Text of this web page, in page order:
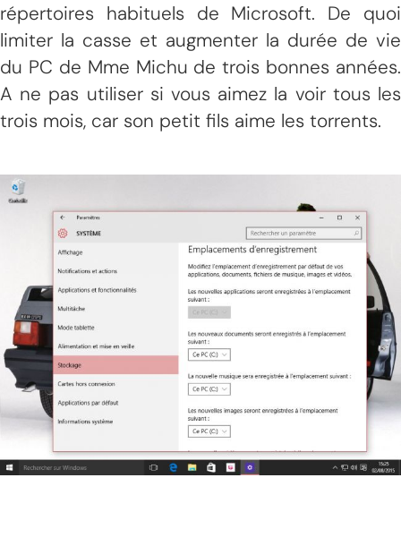
répertoires habituels de Microsoft. De quoi
limiter la casse et augmenter la durée de vie
du PC de Mme Michu de trois bonnes années.
A ne pas utiliser si vous aimez la voir tous les
trois mois, car son petit fils aime les torrents.